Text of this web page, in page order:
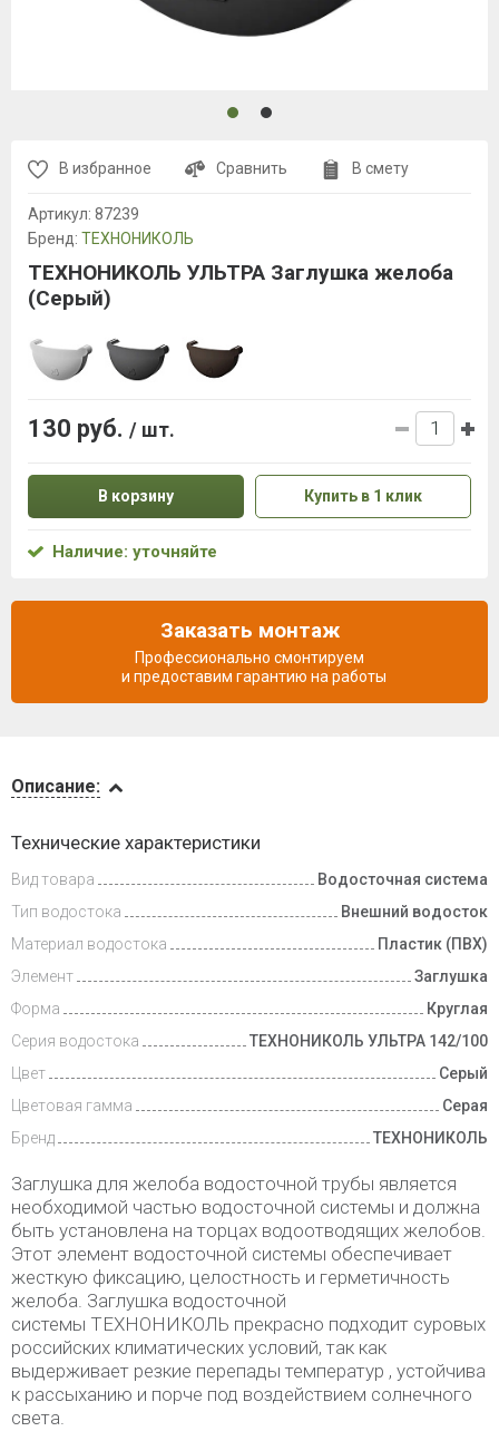
и оплата
Описание:
Технические характеристики
Вид товара
Водосточная система
Тип водостока
Внешний водосток
Материал водостока
Пластик (ПВХ)
Элемент
Заглушка
Форма
Круглая
Серия водостока
ТЕХНОНИКОЛЬ УЛЬТРА 142/100
Цвет
Серый
Цветовая гамма
Серая
Бренд
ТЕХНОНИКОЛЬ
Заглушка для желоба водосточной трубы является
необходимой частью водосточной системы и должна
быть установлена на торцах водоотводящих желобов.
Этот элемент водосточной системы обеспечивает
жесткую фиксацию, целостность и герметичность
желоба. Заглушка водосточной
системы ТЕХНОНИКОЛЬ прекрасно подходит суровых
российских климатических условий, так как
выдерживает резкие перепады температур , устойчива
к рассыханию и порче под воздействием солнечного
света.
В избранное Сравнить В смету
Артикул: 87239
Бренд: ТЕХНОНИКОЛЬ
ТЕХНОНИКОЛЬ УЛЬТРА Заглушка желоба
(Серый)
130 руб. / шт.
В корзину Купить в 1 клик
Наличие: уточняйте
Заказать монтаж
Профессионально смонтируем
и предоставим гарантию на работы